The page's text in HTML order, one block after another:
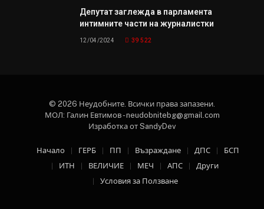
Депутат заглежда в парламента
интимните части на журналистки
12/04/2024 39 522
© 2026 Неудобните. Всички права запазени.
МОЛ: Галин Евтимов - neudobnitebg@gmail.com
Изработка от SandyDev
Начало ГЕРБ ПП Възраждане ДПС
БСП
ИТН
ВЕЛИЧИЕ МЕЧ АПС
Други
Условия за Ползване